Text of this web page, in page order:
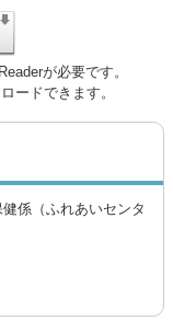
が必要です。
ードできます。
係（ふれあいセンタ